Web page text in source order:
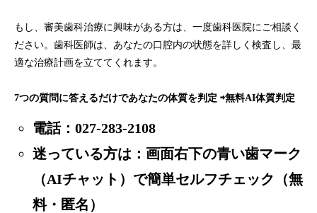
もし、審美歯科治療に興味がある方は、一度歯科医院にご相談く
ださい。歯科医師は、あなたの口腔内の状態を詳しく検査し、最
適な治療計画を立ててくれます。
7つの質問に答えるだけであなたの体質を判定 ⇨無料AI体質判定
電話： 027-283-2108
迷っている方は：画面右下の青い歯マーク
（AIチャット）で簡単セルフチェック（無
料・匿名）